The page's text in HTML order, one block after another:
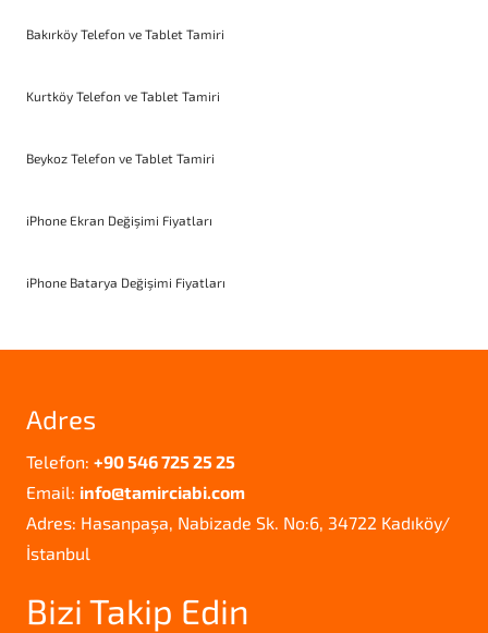
Bakırköy Telefon ve Tablet Tamiri
Kurtköy Telefon ve Tablet Tamiri
Beykoz Telefon ve Tablet Tamiri
iPhone Ekran Değişimi Fiyatları
iPhone Batarya Değişimi Fiyatları
Adres
Telefon: +90 546 725 25 25
Email: info@tamirciabi.com
Adres: Hasanpaşa, Nabizade Sk. No:6, 34722 Kadıköy/
İstanbul
Bizi Takip Edin